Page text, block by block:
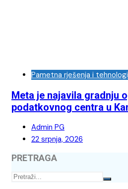
Pametna rješenja i
Meta je najavila gradnju
podatkovnog centra u
Admin PG
22 srpnja, 2026
PRETRAGA